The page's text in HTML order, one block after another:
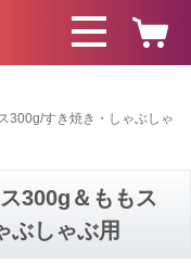
300g/すき焼き・しゃぶしゃ
300g＆ももス
ぶしゃぶ用